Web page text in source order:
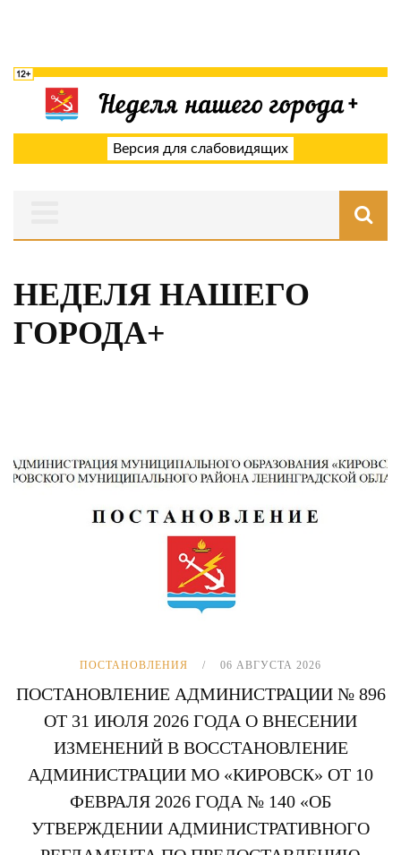
Версия для слабовидящих
НЕДЕЛЯ НАШЕГО
ГОРОДА+
ПОСТАНОВЛЕНИЯ 06 АВГУСТА 2026
ПОСТАНОВЛЕНИЕ АДМИНИСТРАЦИИ № 896
ОТ 31 ИЮЛЯ 2026 ГОДА О ВНЕСЕНИИ
ИЗМЕНЕНИЙ В ВОССТАНОВЛЕНИЕ
АДМИНИСТРАЦИИ МО «КИРОВСК» ОТ 10
ФЕВРАЛЯ 2026 ГОДА № 140 «ОБ
УТВЕРЖДЕНИИ АДМИНИСТРАТИВНОГО